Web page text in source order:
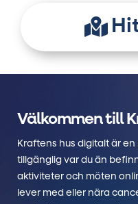
Välkommen till
Kraftens hus digitalt är
tillgänglig var du än
aktiviteter och möten
lever med eller nära